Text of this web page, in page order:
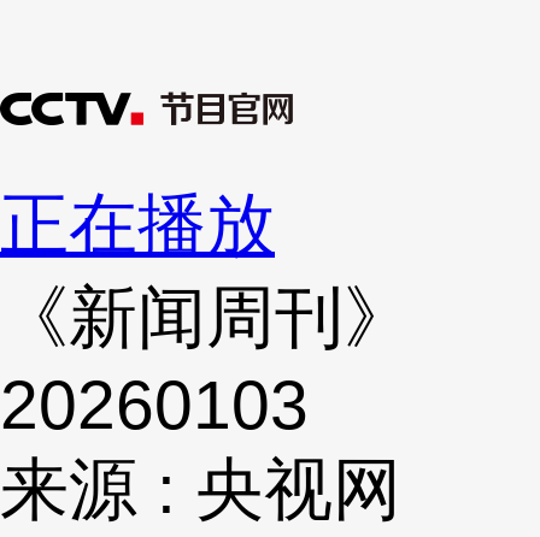
正在播放
《新闻周刊》
20260103
来源 : 央视网